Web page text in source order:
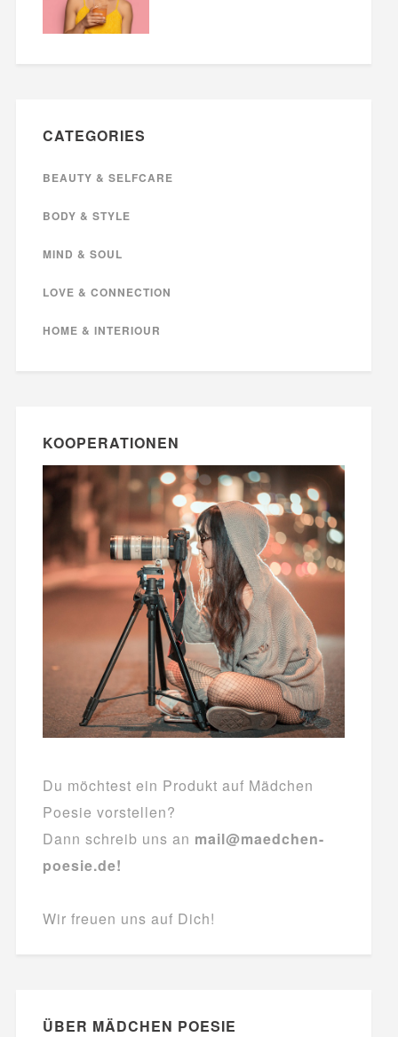
CATEGORIES
BEAUTY & SELFCARE
BODY & STYLE
MIND & SOUL
LOVE & CONNECTION
HOME & INTERIOUR
KOOPERATIONEN
Du möchtest ein Produkt auf Mädchen
Poesie vorstellen?
Dann schreib uns an mail@maedchen-
poesie.de!
Wir freuen uns auf Dich!
ÜBER MÄDCHEN POESIE